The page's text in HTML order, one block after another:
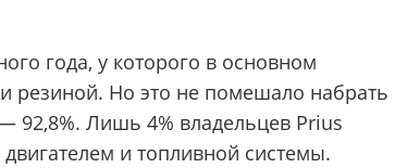
года, у которого в основном
резиной. Но это не помешало набрать
92,8%. Лишь 4% владельцев Prius
и топливной системы.